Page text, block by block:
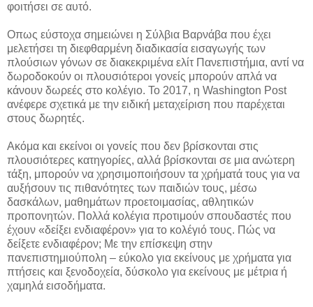
φοιτήσει σε αυτό.
Οπως εύστοχα σημειώνει η Σύλβια Βαρνάβα που έχει
μελετήσει τη διεφθαρμένη διαδικασία εισαγωγής των
πλούσιων γόνων σε διακεκριμένα ελίτ Πανεπιστήμια, αντί να
δωροδοκούν οι πλουσιότεροι γονείς μπορούν απλά να
κάνουν δωρεές στο κολέγιο. Το 2017, η Washington Post
ανέφερε σχετικά με την ειδική μεταχείριση που παρέχεται
στους δωρητές.
Ακόμα και εκείνοι οι γονείς που δεν βρίσκονται στις
πλουσιότερες κατηγορίες, αλλά βρίσκονται σε μια ανώτερη
τάξη, μπορούν να χρησιμοποιήσουν τα χρήματά τους για να
αυξήσουν τις πιθανότητες των παιδιών τους, μέσω
δασκάλων, μαθημάτων προετοιμασίας, αθλητικών
προπονητών. Πολλά κολέγια προτιμούν σπουδαστές που
έχουν «δείξει ενδιαφέρον» για το κολέγιό τους. Πώς να
δείξετε ενδιαφέρον; Με την επίσκεψη στην
πανεπιστημιούπολη – εύκολο για εκείνους με χρήματα για
πτήσεις και ξενοδοχεία, δύσκολο για εκείνους με μέτρια ή
χαμηλά εισοδήματα.